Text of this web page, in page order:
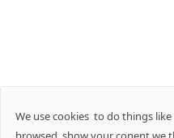
We use cookies to do things